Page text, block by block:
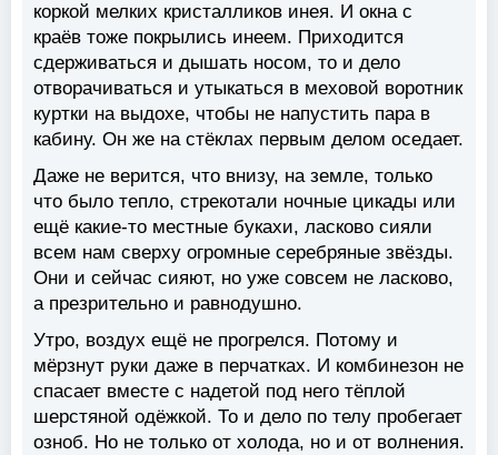
коркой мелких кристалликов инея. И окна с
краёв тоже покрылись инеем. Приходится
сдерживаться и дышать носом, то и дело
отворачиваться и утыкаться в меховой воротник
куртки на выдохе, чтобы не напустить пара в
кабину. Он же на стёклах первым делом оседает.
Даже не верится, что внизу, на земле, только
что было тепло, стрекотали ночные цикады или
ещё какие-то местные букахи, ласково сияли
всем нам сверху огромные серебряные звёзды.
Они и сейчас сияют, но уже совсем не ласково,
а презрительно и равнодушно.
Утро, воздух ещё не прогрелся. Потому и
мёрзнут руки даже в перчатках. И комбинезон не
спасает вместе с надетой под него тёплой
шерстяной одёжкой. То и дело по телу пробегает
озноб. Но не только от холода, но и от волнения.